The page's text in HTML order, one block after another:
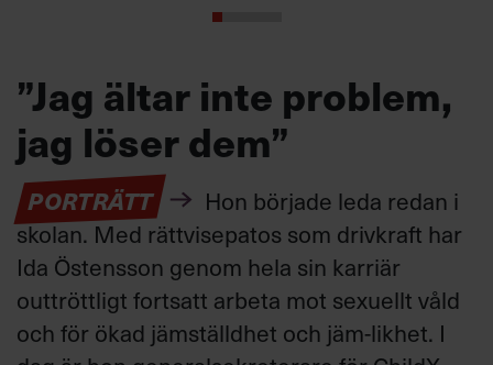
”Jag ältar inte problem,
jag löser dem”
PORTRÄTT
Hon började leda redan i
skolan. Med rättvisepatos som drivkraft har
Ida Östensson genom hela sin karriär
outtröttligt fortsatt arbeta mot sexuellt våld
och för ökad jämställdhet och jäm-likhet. I